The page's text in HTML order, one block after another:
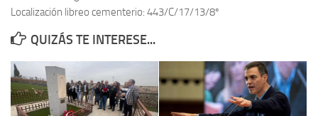
Memoria Histórica
Investigación previa de la represión en Talavera de la Reina (1937-
1947).
Informe Represión en Toledo 1936-1947 | Buscador
Localización libreo cementerio: 443/C/17/13/8º
QUIZÁS TE INTERESE...